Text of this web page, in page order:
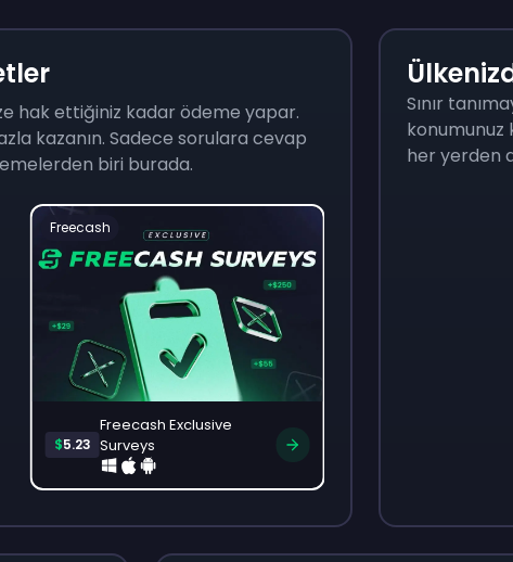
hak ettiğiniz kadar ödeme yapar.
kazanın. Sadece sorulara cevap
biri burada.
Freecash
$5.23
Freecash Exclusive
Surveys
Sınır
konumunuz
her yerden